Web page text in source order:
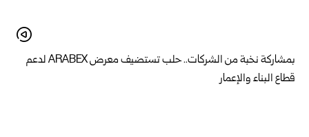
بمشاركة نخبة من الشركات.. حلب تستضيف معرض ARABEX لدعم
قطاع البناء والإعمار